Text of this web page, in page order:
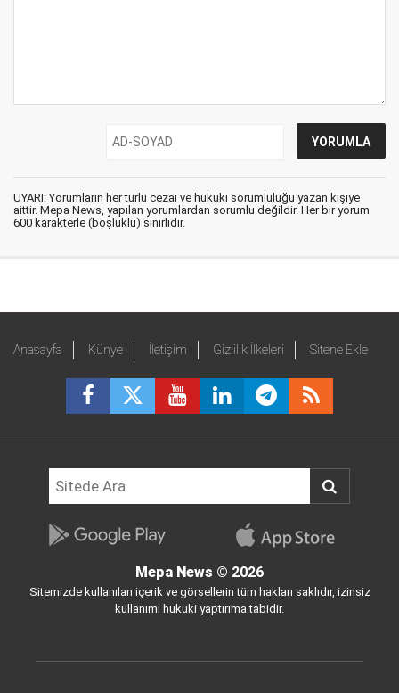
UYARI: Yorumların her türlü cezai ve hukuki sorumluluğu yazan kişiye
aittir. Mepa News, yapılan yorumlardan sorumlu değildir. Her bir yorum
600 karakterle (boşluklu) sınırlıdır.
Anasayfa Künye İletişim Gizlilik İlkeleri Sitene Ekle
Mepa News © 2026
Sitemizde kullanılan içerik ve görsellerin tüm hakları saklıdır, izinsiz
kullanımı hukuki yaptırıma tabidir.